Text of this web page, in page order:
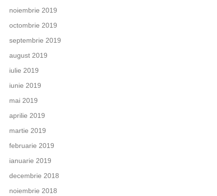
noiembrie 2019
octombrie 2019
septembrie 2019
august 2019
iulie 2019
iunie 2019
mai 2019
aprilie 2019
martie 2019
februarie 2019
ianuarie 2019
decembrie 2018
noiembrie 2018